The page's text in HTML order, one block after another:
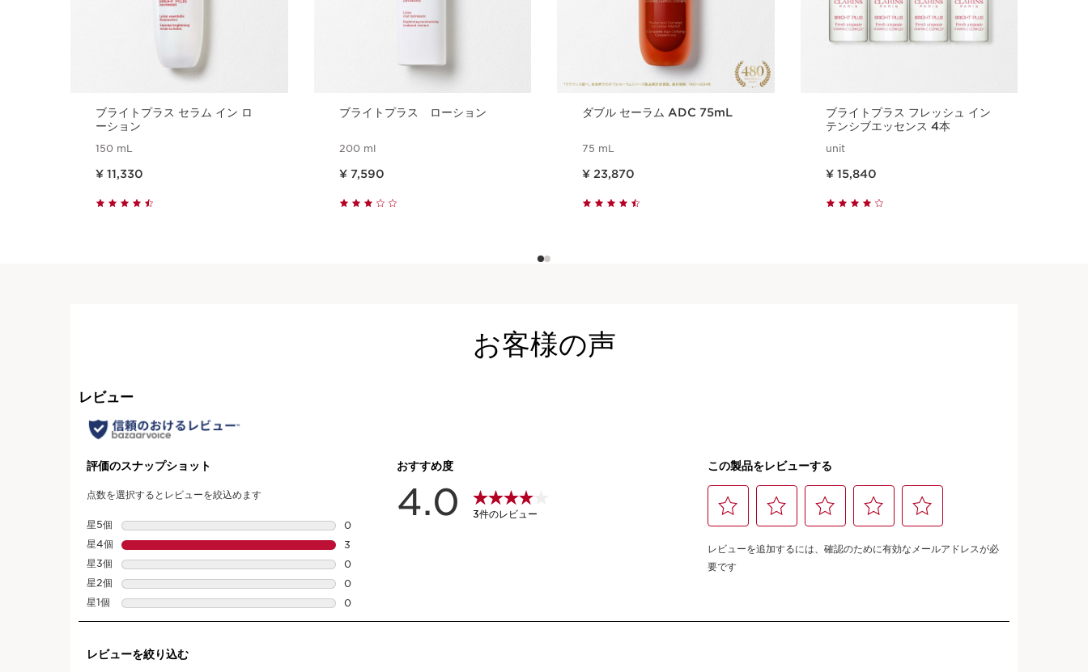
ブライトプラス セラム イン ロ
ーション
150 mL
¥ 11,330
クイックビュー
ブライトプラス ローション
200 ml
¥ 7,590
クイックビュー
ダブル セーラム ADC 75mL
75 mL
¥ 23,870
クイックビュー
ブライトプラス フレッシュ イン
テンシブエッセンス 4本
unit
¥ 15,840
クイックビュー
お客様の声